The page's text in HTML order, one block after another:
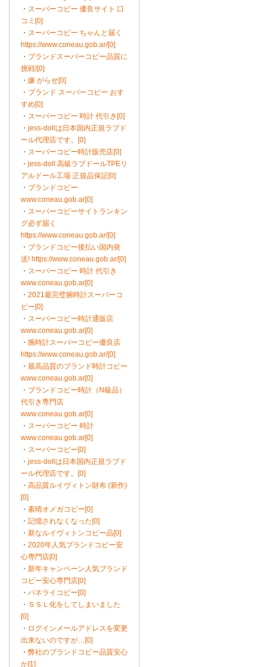
・ スーパーコピー 優良サイト 口
コミ[0]
・ スーパーコピー ちゃんと届く
https://www.coneau.gob.ar/[0]
・ ブランドスーパーコピー品質に
挑戦![0]
・ 嫌 がらせ[0]
・ ブランド スーパーコピー おす
すめ[0]
・ スーパーコピー 時計 代引き[0]
・ jess-dollは日本国内正規ラブド
ール代理店です。[0]
・ スーパーコピー時計販売店[0]
・ jess-doll 高級ラブドールTPEリ
アルドール工場 正規品保証[0]
・ ブランドコピー
www.coneau.gob.ar[0]
・ スーパーコピーサイトランキン
グ必ず届く
https://www.coneau.gob.ar/[0]
・ ブランドコピー後払い国内発
送! https://www.coneau.gob.ar/[0]
・ スーパーコピー 時計 代引き
www.coneau.gob.ar[0]
・ 2021最完璧腕時計スーパーコ
ピー[0]
・ スーパーコピー時計通販店
www.coneau.gob.ar[0]
・ 腕時計スーパーコピー優良店
https://www.coneau.gob.ar/[0]
・ 最高品質のブランド時計コピー
www.coneau.gob.ar[0]
・ ブランドコピー時計（N級品）
代引き専門店
www.coneau.gob.ar[0]
・ スーパーコピー 時計
www.coneau.gob.ar[0]
・ スーパーコピー[0]
・ jess-dollは日本国内正規ラブド
ール代理店です。[0]
・ 高品質ルイヴィトン財布 (新作)
[0]
・ 素晴オメガコピー[0]
・ 記憶されなくなった[0]
・ 新なルイヴィトンコピー品[0]
・ 2020年人気ブランドコピー安
心専門店[0]
・ 新年キャンペーン人気ブランド
コピー安心専門店[0]
・ パネライコピー[0]
・ ＳＳＬ化をしてしまいました
[0]
・ ログインメールアドレスを変更
出来ないのですが…[0]
・ 弊社のブランドコピー品質安心
か[1]